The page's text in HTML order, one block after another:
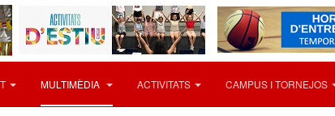
MULTIMÈDIA ACTIVITATS CAMPUS I TORNEJOS